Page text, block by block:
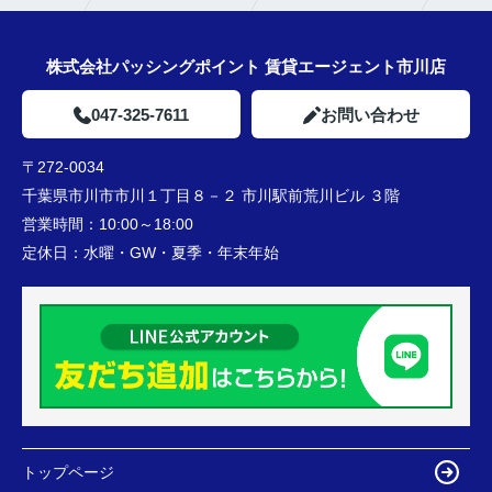
株式会社パッシングポイント 賃貸エージェント市川店
047-325-7611 お問い合わせ
〒272-0034
千葉県市川市市川１丁目８－２ 市川駅前荒川ビル ３階
営業時間： 10:00～18:00
定休日： 水曜・GW・夏季・年末年始
トップページ